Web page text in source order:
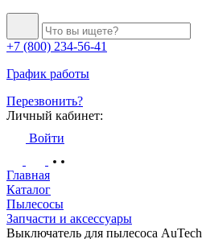
+7 (800) 234-56-41
График работы
Перезвонить?
Личный кабинет:
Войти
Главная
Каталог
Пылесосы
Запчасти и аксессуары
Выключатель для пылесоса AuTech